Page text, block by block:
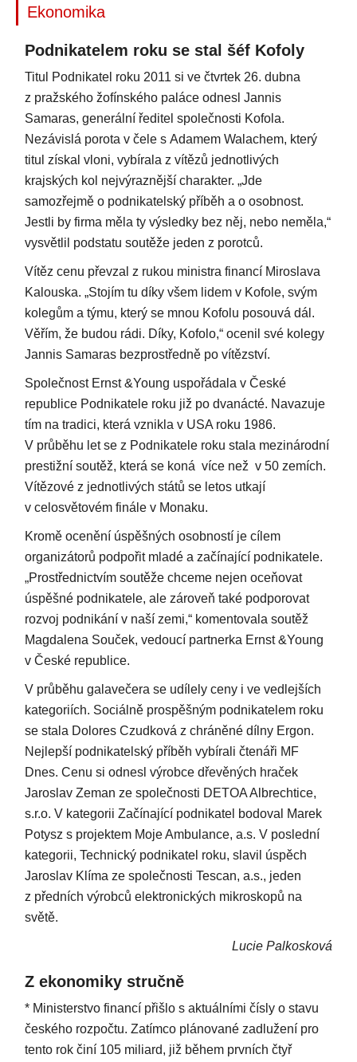
Ekonomika
Podnikatelem roku se stal šéf Kofoly
Titul Podnikatel roku 2011 si ve čtvrtek 26. dubna
z pražského žofínského paláce odnesl Jannis
Samaras, generální ředitel společnosti Kofola.
Nezávislá porota v čele s Adamem Walachem, který
titul získal vloni, vybírala z vítězů jednotlivých
krajských kol nejvýraznější charakter. „Jde
samozřejmě o podnikatelský příběh a o osobnost.
Jestli by firma měla ty výsledky bez něj, nebo neměla,“
vysvětlil podstatu soutěže jeden z porotců.
Vítěz cenu převzal z rukou ministra financí Miroslava
Kalouska. „Stojím tu díky všem lidem v Kofole, svým
kolegům a týmu, který se mnou Kofolu posouvá dál.
Věřím, že budou rádi. Díky, Kofolo,“ ocenil své kolegy
Jannis Samaras bezprostředně po vítězství.
Společnost Ernst &Young uspořádala v České
republice Podnikatele roku již po dvanácté. Navazuje
tím na tradici, která vznikla v USA roku 1986.
V průběhu let se z Podnikatele roku stala mezinárodní
prestižní soutěž, která se koná více než v 50 zemích.
Vítězové z jednotlivých států se letos utkají
v celosvětovém finále v Monaku.
Kromě ocenění úspěšných osobností je cílem
organizátorů podpořit mladé a začínající podnikatele.
„Prostřednictvím soutěže chceme nejen oceňovat
úspěšné podnikatele, ale zároveň také podporovat
rozvoj podnikání v naší zemi,“ komentovala soutěž
Magdalena Souček, vedoucí partnerka Ernst &Young
v České republice.
V průběhu galavečera se udílely ceny i ve vedlejších
kategoriích. Sociálně prospěšným podnikatelem roku
se stala Dolores Czudková z chráněné dílny Ergon.
Nejlepší podnikatelský příběh vybírali čtenáři MF
Dnes. Cenu si odnesl výrobce dřevěných hraček
Jaroslav Zeman ze společnosti DETOA Albrechtice,
s.r.o. V kategorii Začínající podnikatel bodoval Marek
Potysz s projektem Moje Ambulance, a.s. V poslední
kategorii, Technický podnikatel roku, slavil úspěch
Jaroslav Klíma ze společnosti Tescan, a.s., jeden
z předních výrobců elektronických mikroskopů na
světě.
Lucie Palkosková
Z ekonomiky stručně
* Ministerstvo financí přišlo s aktuálními čísly o stavu
českého rozpočtu. Zatímco plánované zadlužení pro
tento rok činí 105 miliard, již během prvních čtyř